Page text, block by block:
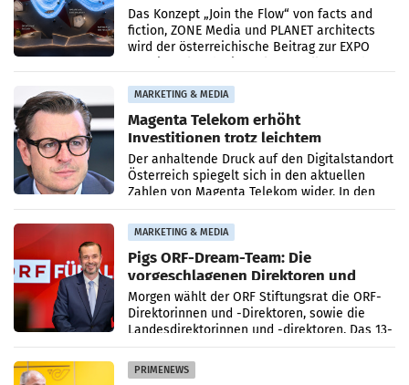
Das Konzept „Join the Flow“ von facts and
fiction, ZONE Media und PLANET architects
wird der österreichische Beitrag zur EXPO
MARKETING & MEDIA
Magenta Telekom erhöht
Investitionen trotz leichtem
Umsatzrückgang
Der anhaltende Druck auf den Digitalstandort
Österreich spiegelt sich in den aktuellen
Zahlen von Magenta Telekom wider. In den
ersten sechs Monaten des laufenden Jahres
verzeichnete
MARKETING & MEDIA
Pigs ORF-Dream-Team: Die
vorgeschlagenen Direktoren und
Direktorinnen
Morgen wählt der ORF Stiftungsrat die ORF-
Direktorinnen und -Direktoren, sowie die
Landesdirektorinnen und -direktoren. Das 13-
köpfige Wunschteam des ab 1. Jänner 2027
amtierenden
PRIMENEWS